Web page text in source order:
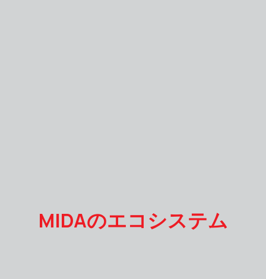
MIDAのエコシステム